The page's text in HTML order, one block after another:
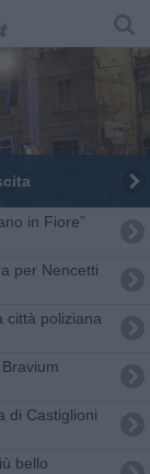
in Fiore”
per Nencetti
città poliziana
di Castiglioni
bello